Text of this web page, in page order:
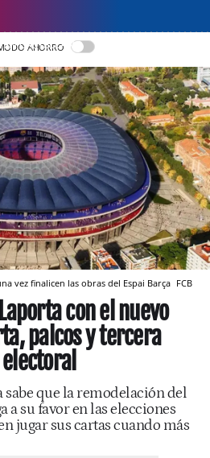
EN CASTELLANO
AHORRO
vez finalicen las obras del Espai Barça FCB
con el nuevo
palcos y tercera
sabe que la remodelación del
a su favor en las elecciones
jugar sus cartas cuando más